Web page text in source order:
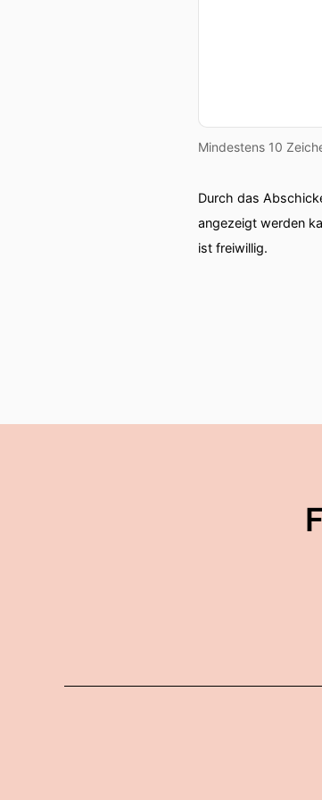
00:01:37: My
00:01:42: I'm
00:01:45: Baas,
00:01:48: Ich
tatsächlich
00:02:17: Und
00:02:23: Wir
00:02:38: Also
00:02:42: oder
Mindestens 10
Durch das
angezeigt werden
ist freiwillig.